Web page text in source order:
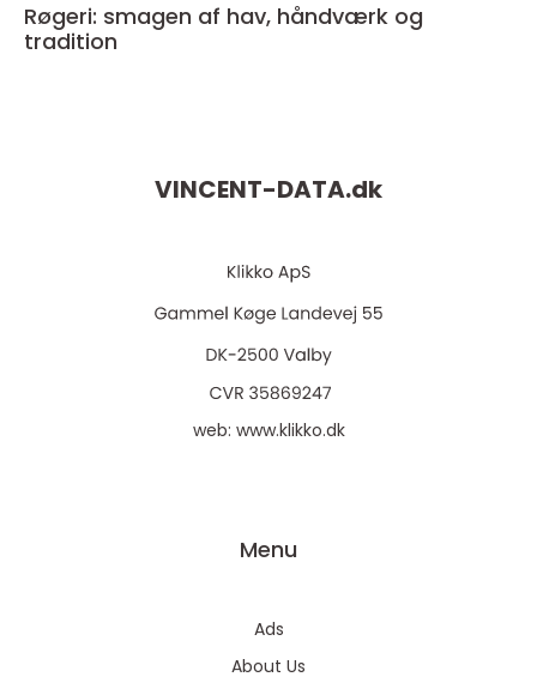
Røgeri: smagen af hav, håndværk og
tradition
VINCENT-DATA.dk
web: www.klikko.dk
Menu
Ads
About Us